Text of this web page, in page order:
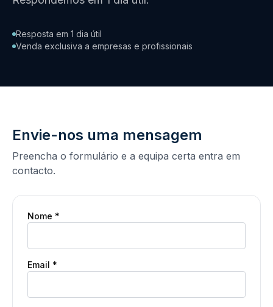
Resposta em 1 dia útil
Venda exclusiva a empresas e profissionais
Envie-nos uma mensagem
Preencha o formulário e a equipa certa entra em
contacto.
Nome *
Email *